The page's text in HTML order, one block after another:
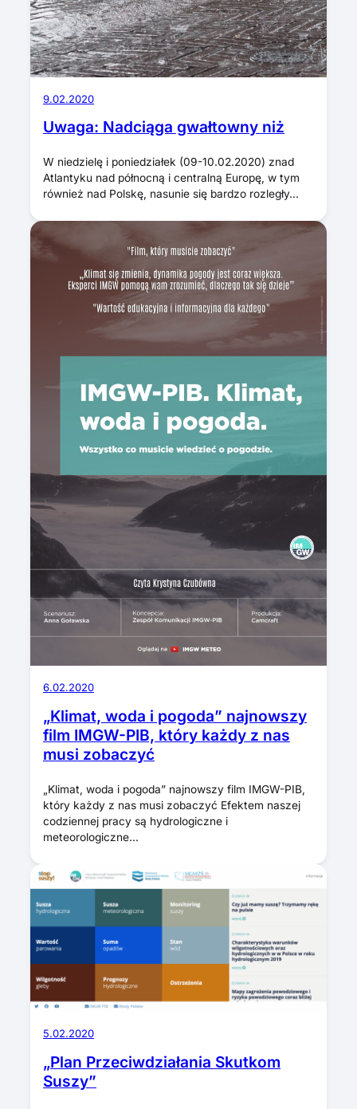
9.02.2020
Uwaga: Nadciąga gwałtowny niż
​​​​​​​W niedzielę i poniedziałek (09-10.02.2020) znad
Atlantyku nad północną i centralną Europę, w tym
również nad Polskę, nasunie się bardzo rozległy…
6.02.2020
„Klimat, woda i pogoda” najnowszy
film IMGW-PIB, który każdy z nas
musi zobaczyć
„Klimat, woda i pogoda” najnowszy film IMGW-PIB,
który każdy z nas musi zobaczyć Efektem naszej
codziennej pracy są hydrologiczne i
meteorologiczne…
5.02.2020
„Plan Przeciwdziałania Skutkom
Suszy”